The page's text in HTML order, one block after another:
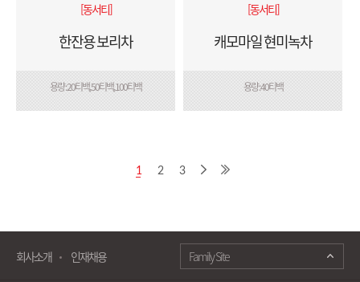
[동서티]
한잔용 보리차
용량 : 20티백, 50티백, 100티백
[동서티]
캐모마일 현미녹차
용량 : 40티백
1 2 3
회사소개 인재채용 Family Site